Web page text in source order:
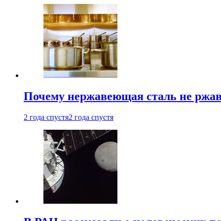
Почему нержавеющая сталь не
2 года спустя2 года спустя